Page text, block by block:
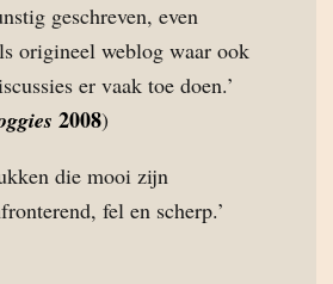
geschreven, even
origineel weblog waar ook
er vaak toe doen.’
2008)
die mooi zijn
fel en scherp.’